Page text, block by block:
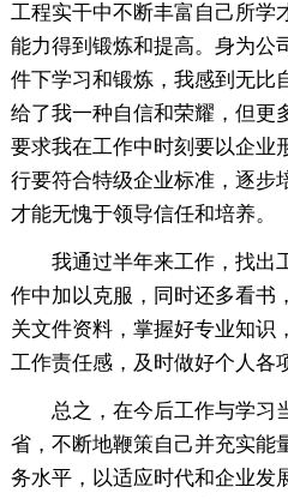
工程实干中不断丰富自己所学
能力得到锻炼和提高。身为公
件下学习和锻炼，我感到无比
给了我一种自信和荣耀，但更
要求我在工作中时刻要以企业
行要符合特级企业标准，逐步
才能无愧于领导信任和培养。
我通过半年来工作，找出
作中加以克服，同时还多看书
关文件资料，掌握好专业知识
工作责任感，及时做好个人各
总之，在今后工作与学习
省，不断地鞭策自己并充实能
务水平，以适应时代和企业发